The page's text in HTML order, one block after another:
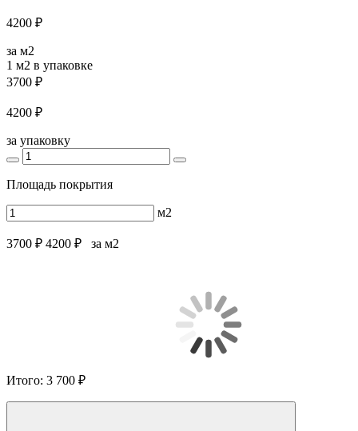
4200 ₽
за м2
1 м2 в упаковке
3700 ₽
4200 ₽
за упаковку
Площадь покрытия
м2
3700 ₽ 4200 ₽ за м2
Итого: 3 700 ₽